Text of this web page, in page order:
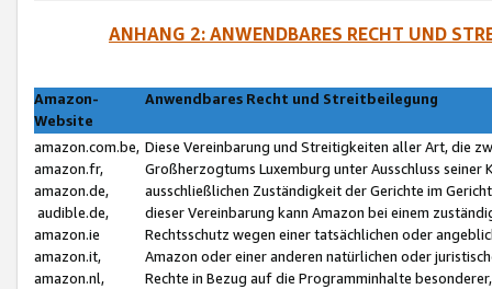
ANHANG 2: ANWENDBARES RECHT UND
Amazon-
Website
Anwendbares Recht und Streitbeilegung
amazon.com.be,
amazon.fr,
amazon.de,
audible.de,
amazon.ie
amazon.it,
amazon.nl,
Diese Vereinbarung und Streitigkeiten aller Art, die
Großherzogtums Luxemburg unter Ausschluss
ausschließlichen Zuständigkeit der Gerichte im
dieser Vereinbarung kann Amazon bei einem
Rechtsschutz wegen einer tatsächlichen oder
Amazon oder einer anderen natürlichen oder
Rechte in Bezug auf die Programminhalte